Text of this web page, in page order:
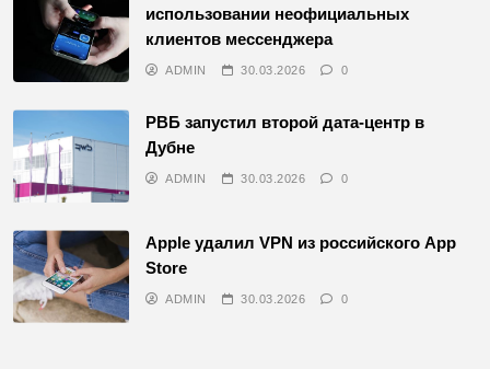
использовании неофициальных
клиентов мессенджера
ADMIN 30.03.2026 0
РВБ запустил второй дата-центр в
Дубне
ADMIN 30.03.2026 0
Apple удалил VPN из российского App
Store
ADMIN 30.03.2026 0